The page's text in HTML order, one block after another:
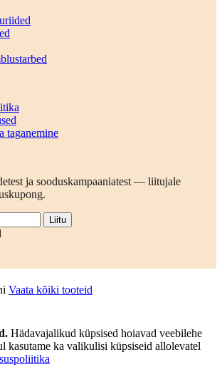
taganemine
ja sooduskampaaniatest — liitujale
Liitu
Vaata kõiki tooteid
Hädavajalikud küpsised hoiavad veebilehe
kasutame ka valikulisi küpsiseid allolevatel